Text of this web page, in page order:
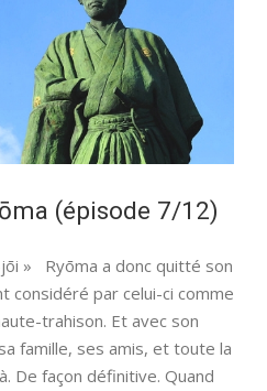
(épisode 7/12)
» Ryōma a donc quitté son
considéré par celui-ci comme
trahison. Et avec son
famille, ses amis, et toute la
De façon définitive. Quand